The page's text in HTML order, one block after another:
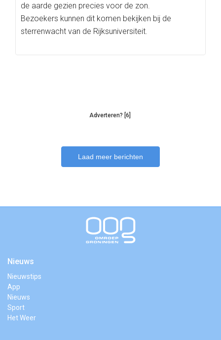
de aarde gezien precies voor de zon.
Bezoekers kunnen dit komen bekijken bij de
sterrenwacht van de Rijksuniversiteit.
Adverteren? [6]
Laad meer berichten
Nieuws
Nieuwstips
App
Nieuws
Sport
Het Weer